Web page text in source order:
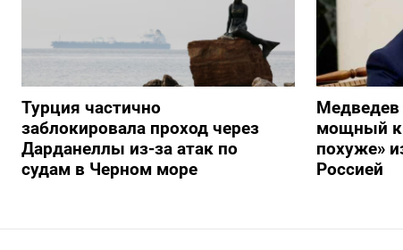
Турция частично
заблокировала проход через
Дарданеллы из-за атак по
судам в Черном море
Медведев
мощный
похуже»
Россией